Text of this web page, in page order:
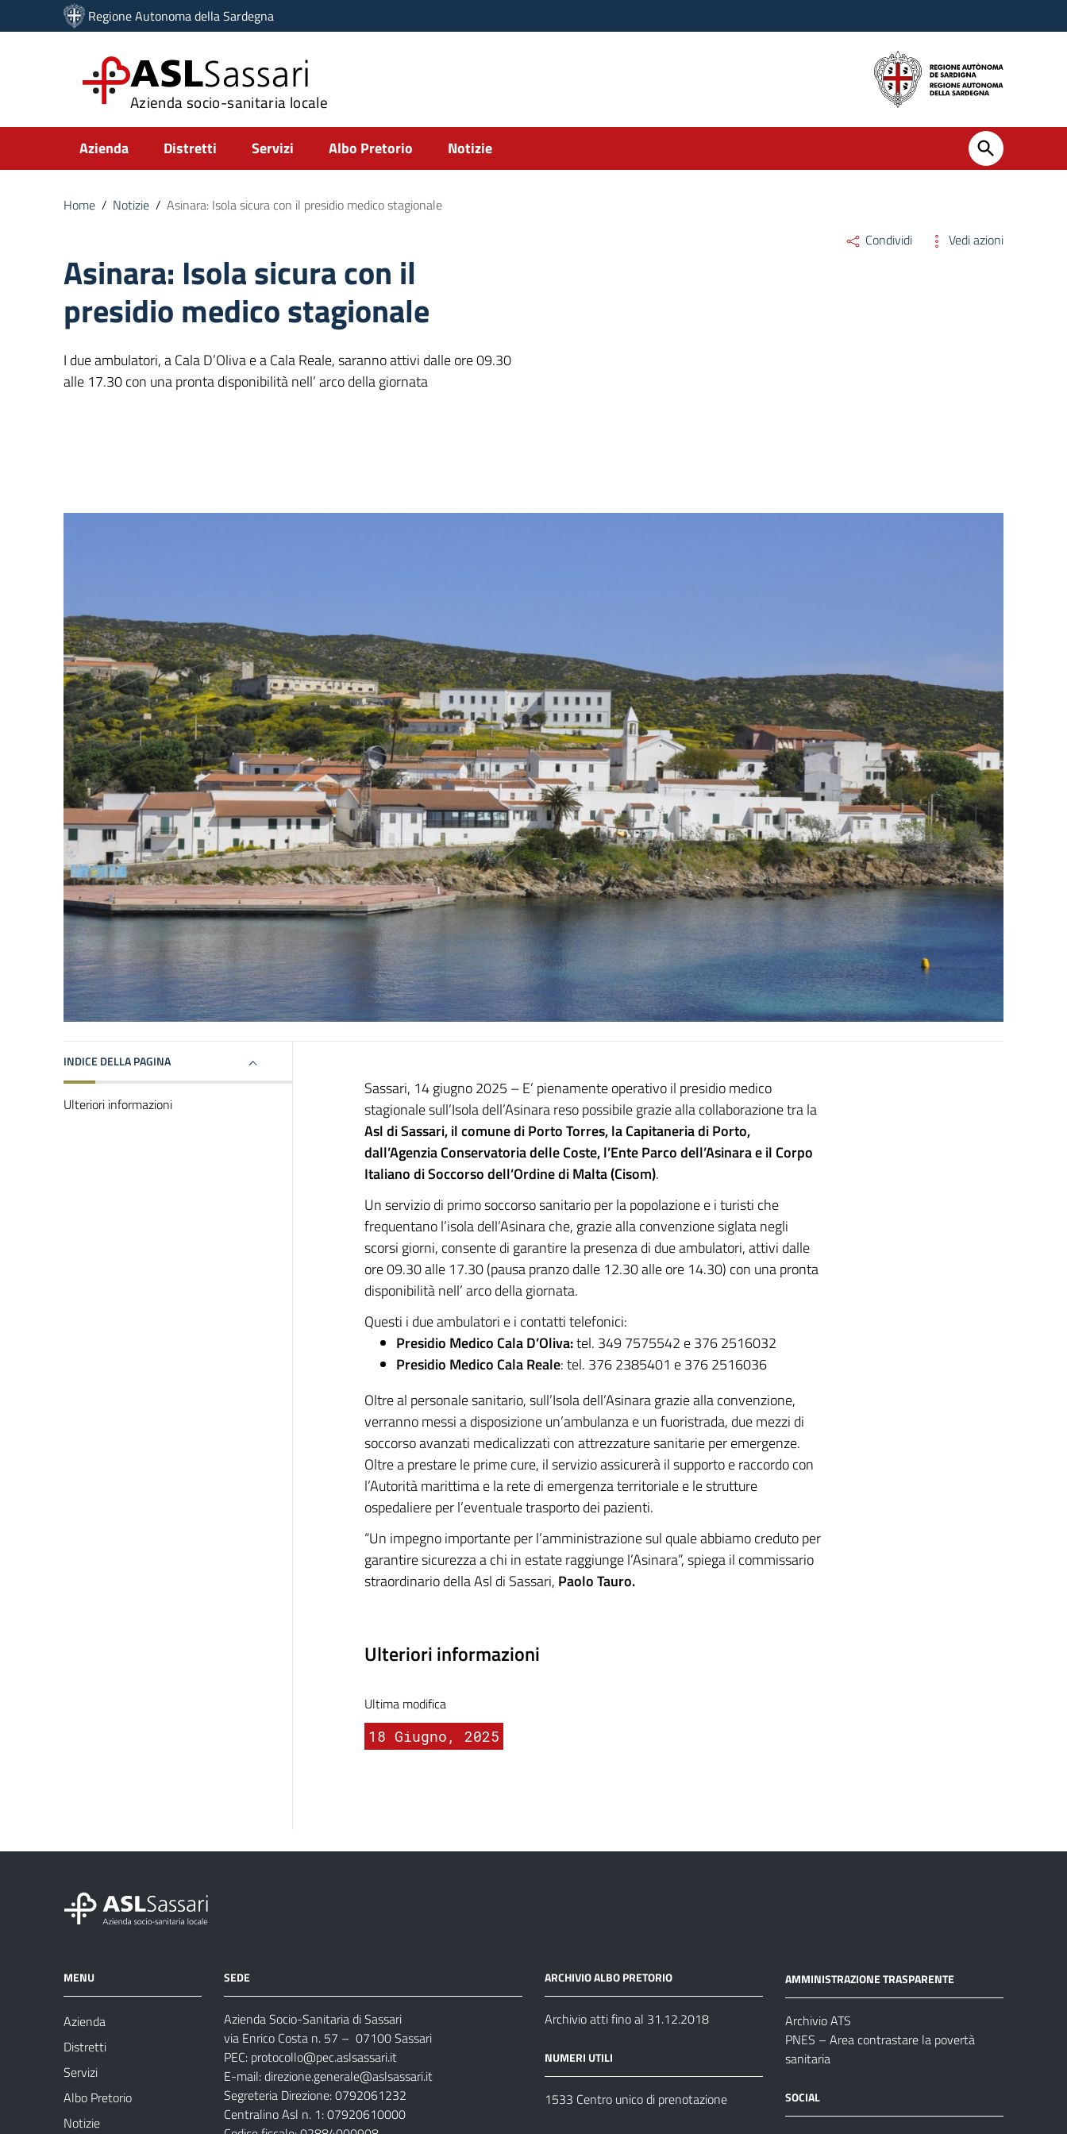
Vai ai contenuti
Vai al menu di navigazione
Regione Autonoma della Sardegna
ASLSassari
Azienda socio-sanitaria locale
Submenu
Azienda Distretti Servizi Albo Pretorio Notizie
Home / Notizie / Asinara: Isola sicura con il presidio medico stagionale
Asinara: Isola sicura con il
presidio medico stagionale
I due ambulatori, a Cala D’Oliva e a Cala Reale, saranno attivi dalle ore 09.30
alle 17.30 con una pronta disponibilità nell’ arco della giornata
Condividi Vedi azioni
INDICE DELLA PAGINA
Ulteriori informazioni
Sassari, 14 giugno 2025 – E’ pienamente operativo il presidio medico
stagionale sull’Isola dell’Asinara reso possibile grazie alla collaborazione tra la
Asl di Sassari, il comune di Porto Torres, la Capitaneria di Porto,
dall’Agenzia Conservatoria delle Coste, l’Ente Parco dell’Asinara e il Corpo
Italiano di Soccorso dell’Ordine di Malta (Cisom).
Un servizio di primo soccorso sanitario per la popolazione e i turisti che
frequentano l’isola dell’Asinara che, grazie alla convenzione siglata negli
scorsi giorni, consente di garantire la presenza di due ambulatori, attivi dalle
ore 09.30 alle 17.30 (pausa pranzo dalle 12.30 alle ore 14.30) con una pronta
disponibilità nell’ arco della giornata.
Questi i due ambulatori e i contatti telefonici:
Presidio Medico Cala D’Oliva:tel. 349 7575542 e 376 2516032
Presidio Medico Cala Reale: tel. 376 2385401 e 376 2516036
Oltre al personale sanitario, sull’Isola dell’Asinara grazie alla convenzione,
verranno messi a disposizione un’ambulanza e un fuoristrada, due mezzi di
soccorso avanzati medicalizzati con attrezzature sanitarie per emergenze.
Oltre a prestare le prime cure, il servizio assicurerà il supporto e raccordo con
l’Autorità marittima e la rete di emergenza territoriale e le strutture
ospedaliere per l’eventuale trasporto dei pazienti.
“Un impegno importante per l’amministrazione sul quale abbiamo creduto per
garantire sicurezza a chi in estate raggiunge l’Asinara”, spiega il commissario
straordinario della Asl di Sassari, Paolo Tauro.
Ulteriori informazioni
Ultima modifica
18 Giugno, 2025
MENU
Azienda
Distretti
Servizi
Albo Pretorio
Notizie
SEDE
Azienda Socio-Sanitaria di Sassari
via Enrico Costa n. 57 – 07100 Sassari
PEC: protocollo@pec.aslsassari.it
E-mail:direzione.generale@aslsassari.it
Segreteria Direzione: 0792061232
Centralino Asl n. 1: 07920610000
ARCHIVIO ALBO PRETORIO
Archivio atti fino al 31.12.2018
NUMERI UTILI
1533 Centro unico di prenotazione
AMMINISTRAZIONE TRASPARENTE
Archivio ATS
PNES – Area contrastare la povertà
sanitaria
SOCIAL